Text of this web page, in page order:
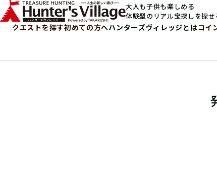
大人も子供も楽しめる
体験型のリアル宝探しを探せ
クエストを探す初めての方へハンターズヴィレッジとはコイ